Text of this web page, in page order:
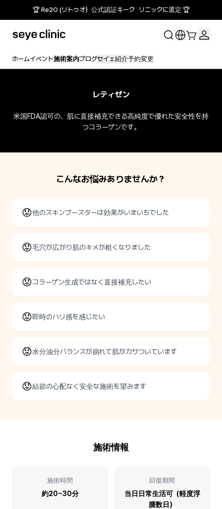
🏆 Re2O (リトゥオ）公式認証キーク リニックに選定 🏆
ホームイベント施術案内ブログセイェ紹介予約変更
レティゼン
米国FDA認可の、肌に直接補充できる高純度で優れた安全性を持
つコラーゲンです。
こんなお悩みありませんか？
😟他のスキンブースターは効果がいまいちでした
😟毛穴が広がり肌のキメが粗くなりました
😟コラーゲン生成ではなく直接補充したい
😟即時のハリ感を感じたい
😟水分油分バランスが崩れて肌がカサついています
😟結節の心配なく安全な施術を望みます
施術情報
施術時間
約20~30分
回復期間
当日日常生活可（軽度浮
腫数日）